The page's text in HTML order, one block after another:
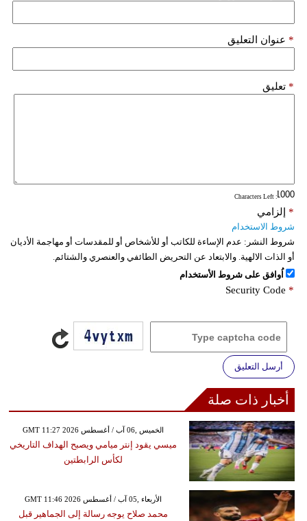
عنوان التعليق *
تعليق *
: Characters Left
إلزامي *
شروط الاستخدام
شروط النشر: عدم الإساءة للكاتب أو للأشخاص أو للمقدسات أو مهاجمة الأديان
أو الذات الالهية. والابتعاد عن التحريض الطائفي والعنصري والشتائم.
اُوافق على شروط الأستخدام
Security Code *
أرسل التعليق
أخبار ذات صلة
GMT 11:27 2026 الخميس ,06 آب / أغسطس
ميسي يقود إنتر ميامي ويصبح الهداف التاريخي
لكأس الرابطتين
GMT 11:46 2026 الأربعاء ,05 آب / أغسطس
محمد صلاح يوجه رسالة إلى الجماهير قبل